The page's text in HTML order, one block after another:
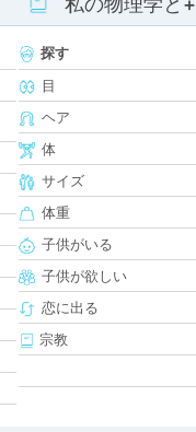
探す
目
ヘア
体
サイズ
体重
子供がいる
子供が欲しい
恋に出る
宗教